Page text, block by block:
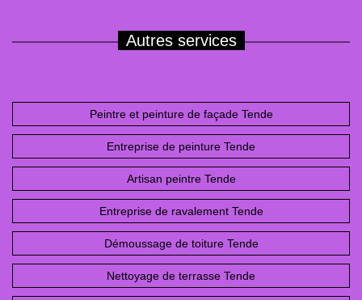
Autres services
Peintre et peinture de façade Tende
Entreprise de peinture Tende
Artisan peintre Tende
Entreprise de ravalement Tende
Démoussage de toiture Tende
Nettoyage de terrasse Tende